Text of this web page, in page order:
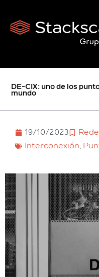
contenido
DE-CIX: uno de los
mundo
19/10/2023
Interconexión,